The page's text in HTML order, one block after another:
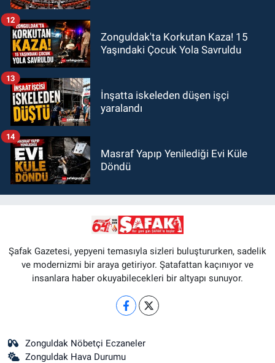
Zonguldak'ta Korkutan Kaza! 15
Yaşındaki Çocuk Yola Savruldu
12
İnşatta iskeleden düşen işçi
yaralandı
13
Masraf Yapıp Yenilediği Evi Küle
Döndü
14
Şafak Gazetesi, yepyeni temasıyla sizleri buluştururken, sadelik
ve modernizmi bir araya getiriyor. Şatafattan kaçınıyor ve
insanlara haber okuyabilecekleri bir altyapı sunuyor.
Zonguldak Nöbetçi Eczaneler
Zonguldak Hava Durumu